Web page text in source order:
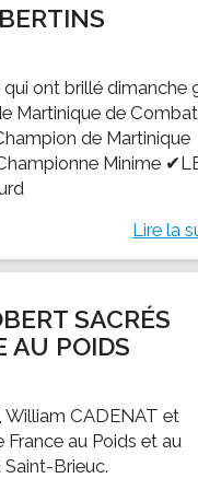
SERVICE CULTUREL
Guide des
qui ont brillé dimanche
Martinique de Combat
de Martinique
Minime
Lire la
SACRÉS
AU POIDS
William CADENAT et
au Poids et au
Brieuc.